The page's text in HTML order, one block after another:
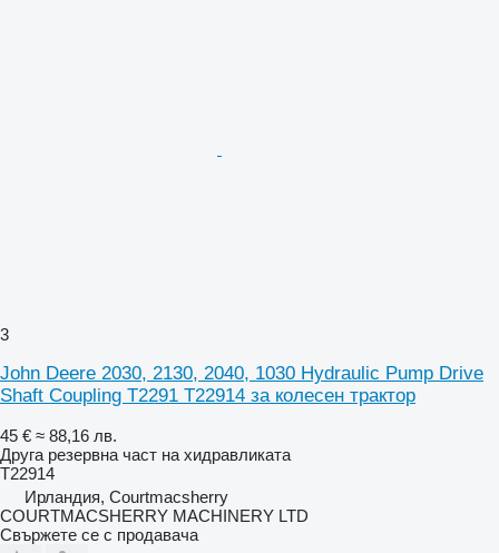
3
John Deere 2030, 2130, 2040, 1030 Hydraulic Pump Drive
Shaft Coupling T2291 T22914 за колесен трактор
45 € ≈ 88,16 лв.
Друга резервна част на хидравликата
T22914
Ирландия, Courtmacsherry
COURTMACSHERRY MACHINERY LTD
Свържете се с продавача